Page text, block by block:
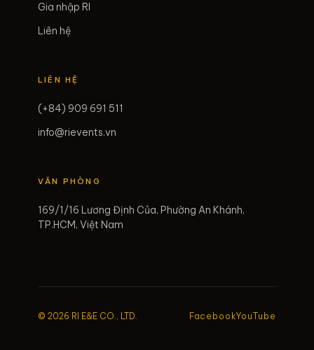
Gia nhập RI
Liên hệ
LIÊN HỆ
(+84) 909 691 511
info@rievents.vn
VĂN PHÒNG
169/1/16 Lương Định Của, Phường An Khánh,
TP.HCM, Việt Nam
© 2026 RI E&E CO., LTD. FacebookYouTube